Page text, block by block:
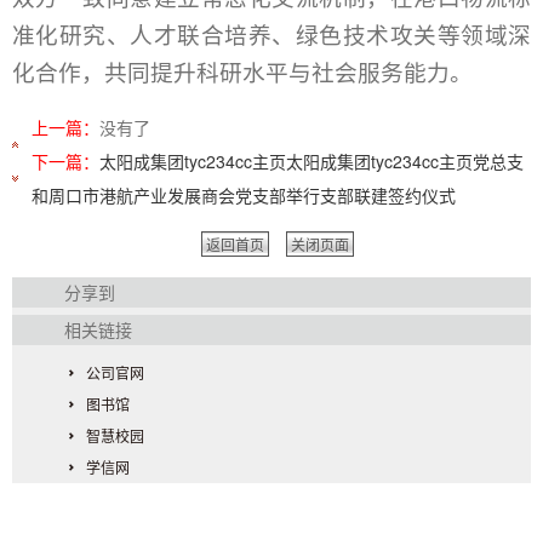
准化研究、人才联合培养、绿色技术攻关等领域深
化合作，共同提升科研水平与社会服务能力。
上一篇： 没有了
下一篇： 太阳成集团tyc234cc主页太阳成集团tyc234cc主页党总支
和周口市港航产业发展商会党支部举行支部联建签约仪式
返回首页 关闭页面
分享到
相关链接
公司官网
图书馆
智慧校园
学信网